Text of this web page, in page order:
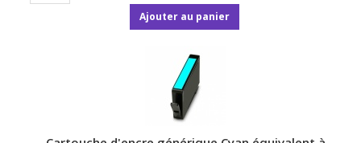
Ajouter au panier